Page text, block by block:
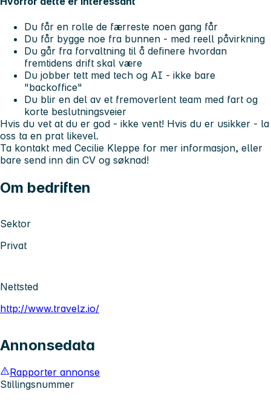
Du får en rolle de færreste noen gang får
Du får bygge noe fra bunnen - med reell påvirkning
Du går fra forvaltning til å definere hvordan
fremtidens drift skal være
Du jobber tett med tech og AI - ikke bare
"backoffice"
Du blir en del av et fremoverlent team med fart og
korte beslutningsveier
Hvis du vet at du er god - ikke vent! Hvis du er usikker - la
oss ta en prat likevel.
Ta kontakt med Cecilie Kleppe for mer informasjon, eller
bare send inn din CV og søknad!
Om bedriften
Sektor
Privat
Nettsted
http://www.travelz.io/
Annonsedata
Rapporter annonse
Stillingsnummer